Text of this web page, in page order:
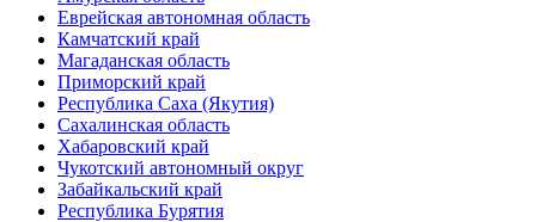
Еврейская автономная область
Камчатский край
Магаданская область
Приморский край
Республика Саха (Якутия)
Сахалинская область
Хабаровский край
Чукотский автономный округ
Забайкальский край
Республика Бурятия